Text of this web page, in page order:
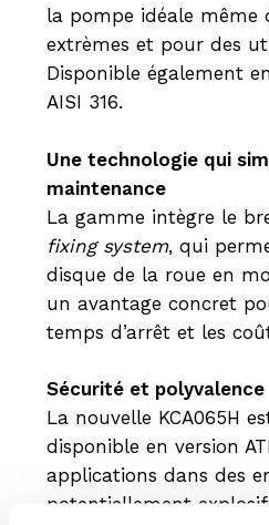
la pompe idéale même
extrèmes et pour des
Disponible également
AISI 316.
Une technologie qui
maintenance
La gamme intègre le
fixing system, qui
disque de la roue en
un avantage concret
temps d’arrêt et les
Sécurité et polyvalence
La nouvelle KCA065H
disponible en version
applications dans des
potentiellement